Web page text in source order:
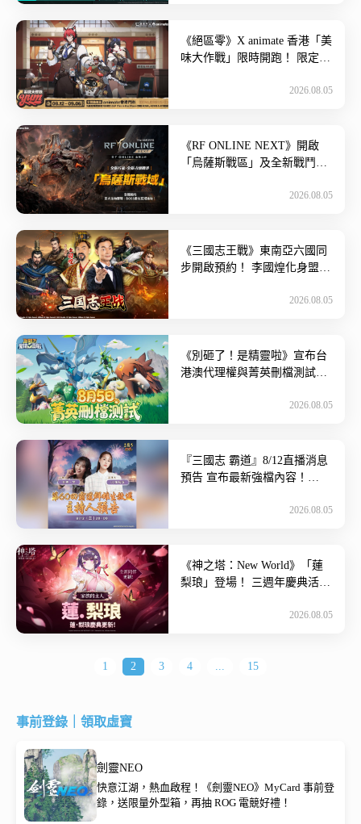
《絕區零》X animate 香港「美
味大作戰」限時開跑！ 限定周
2026.08.05
《RF ONLINE NEXT》開啟
「烏薩斯戰區」及全新戰鬥內
戲開發與發行公司的網 […]
2026.08.05
《三國志王戰》東南亞六國同
步開啟預約！ 李國煌化身盟主
2026.08.05
《別砸了！是精靈啦》宣布台
港澳代理權與菁英刪檔測試正
KOMUG.com今日宣布正式取
2026.08.05
『三國志 霸道』8/12直播消息
預告 宣布最新強檔內容！
來！」全服好禮大方送~ 臺灣
2026.08.05
《神之塔：New World》「蓮
梨琅」登場！ 三週年慶典活動
高品質遊戲開發與發行 […]
2026.08.05
1 2 3 4 ... 15
事前登錄｜領取虛寶
劍靈NEO
快意江湖，熱血啟程！《劍靈NEO》MyCard 事前登
錄，送限量外型箱，再抽 ROG 電競好禮！